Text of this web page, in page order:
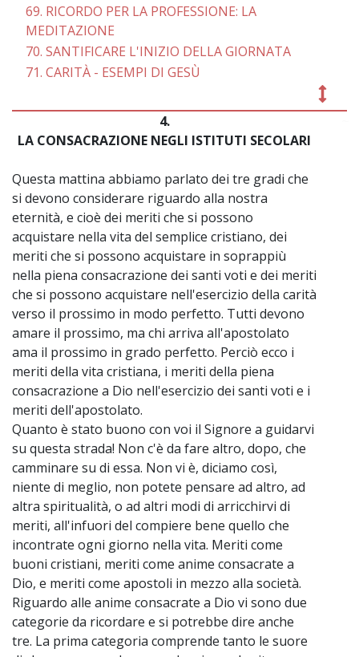
69. RICORDO PER LA PROFESSIONE: LA
MEDITAZIONE
70. SANTIFICARE L'INIZIO DELLA GIORNATA
71. CARITÀ - ESEMPI DI GESÙ
4.
LA CONSACRAZIONE NEGLI ISTITUTI SECOLARI
Questa mattina abbiamo parlato dei tre gradi che
si devono considerare riguardo alla nostra
eternità, e cioè dei meriti che si possono
acquistare nella vita del semplice cristiano, dei
meriti che si possono acquistare in soprappiù
nella piena consacrazione dei santi voti e dei meriti
che si possono acquistare nell'esercizio della carità
verso il prossimo in modo perfetto. Tutti devono
amare il prossimo, ma chi arriva all'apostolato
ama il prossimo in grado perfetto. Perciò ecco i
meriti della vita cristiana, i meriti della piena
consacrazione a Dio nell'esercizio dei santi voti e i
meriti dell'apostolato.
Quanto è stato buono con voi il Signore a guidarvi
su questa strada! Non c'è da fare altro, dopo, che
camminare su di essa. Non vi è, diciamo così,
niente di meglio, non potete pensare ad altro, ad
altra spiritualità, o ad altri modi di arricchirvi di
meriti, all'infuori del compiere bene quello che
incontrate ogni giorno nella vita. Meriti come
buoni cristiani, meriti come anime consacrate a
Dio, e meriti come apostoli in mezzo alla società.
Riguardo alle anime consacrate a Dio vi sono due
categorie da ricordare e si potrebbe dire anche
tre. La prima categoria comprende tanto le suore